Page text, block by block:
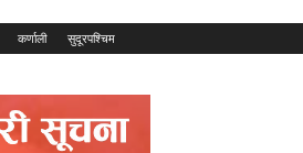
कर्णाली सुदूरपश्चिम